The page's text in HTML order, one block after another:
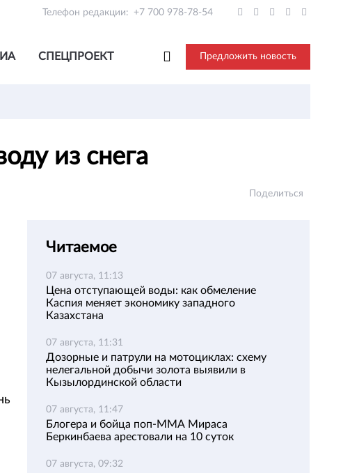
Телефон редакции: +7 700 978-78-54
СПЕЦПРОЕКТ Предложить новость
из снега
Поделиться
Читаемое
07 августа, 11:13
Цена отступающей воды: как обмеление
Каспия меняет экономику западного
Казахстана
07 августа, 11:31
Дозорные и патрули на мотоциклах: схему
нелегальной добычи золота выявили в
Кызылординской области
07 августа, 11:47
Блогера и бойца поп-ММА Мираса
Беркинбаева арестовали на 10 суток
07 августа, 09:32